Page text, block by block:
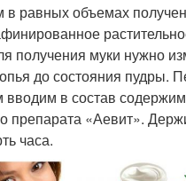
равных объемах
получения муки нужно
до состояния пудры.
вводим в состав
препарата «Аевит».
часа.